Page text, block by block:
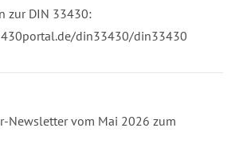
zur DIN 33430:
din33430/din33430
Newsletter vom Mai 2026 zum